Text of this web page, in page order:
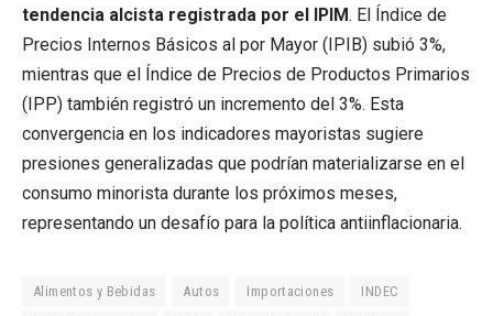
tendencia alcista registrada por el IPIM. El Índice de
Precios Internos Básicos al por Mayor (IPIB) subió 3%,
mientras que el Índice de Precios de Productos Primarios
(IPP) también registró un incremento del 3%. Esta
convergencia en los indicadores mayoristas sugiere
presiones generalizadas que podrían materializarse en el
consumo minorista durante los próximos meses,
representando un desafío para la política antiinflacionaria.
Alimentos y Bebidas Autos Importaciones INDEC